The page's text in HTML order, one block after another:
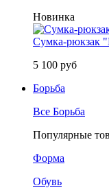
Новинка
Сумка-рюкзак
5 100 руб
Борьба
Все Борьба
Популярные
Форма
Обувь